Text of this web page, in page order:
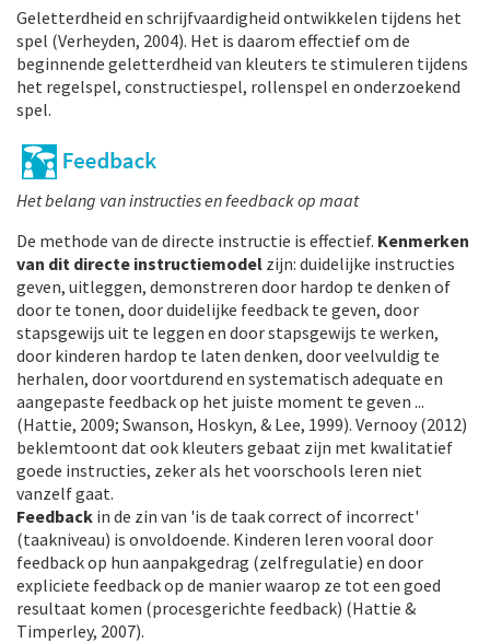
Geletterdheid en schrijfvaardigheid ontwikkelen tijdens het
spel (Verheyden, 2004). Het is daarom effectief om de
beginnende geletterdheid van kleuters te stimuleren tijdens
het regelspel, constructiespel, rollenspel en onderzoekend
spel.
Het belang van instructies en feedback op maat
De methode van de directe instructie is effectief. Kenmerken
van dit directe instructiemodel zijn: duidelijke instructies
geven, uitleggen, demonstreren door hardop te denken of
door te tonen, door duidelijke feedback te geven, door
stapsgewijs uit te leggen en door stapsgewijs te werken,
door kinderen hardop te laten denken, door veelvuldig te
herhalen, door voortdurend en systematisch adequate en
aangepaste feedback op het juiste moment te geven ...
(Hattie, 2009; Swanson, Hoskyn, & Lee, 1999). Vernooy (2012)
beklemtoont dat ook kleuters gebaat zijn met kwalitatief
goede instructies, zeker als het voorschools leren niet
vanzelf gaat.
Feedback in de zin van 'is de taak correct of incorrect'
(taakniveau) is onvoldoende. Kinderen leren vooral door
feedback op hun aanpakgedrag (zelfregulatie) en door
expliciete feedback op de manier waarop ze tot een goed
resultaat komen (procesgerichte feedback) (Hattie &
Timperley, 2007).